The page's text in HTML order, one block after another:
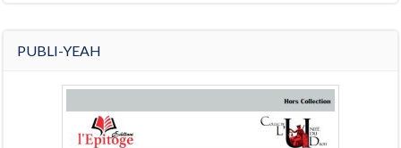
PUBLI-YEAH